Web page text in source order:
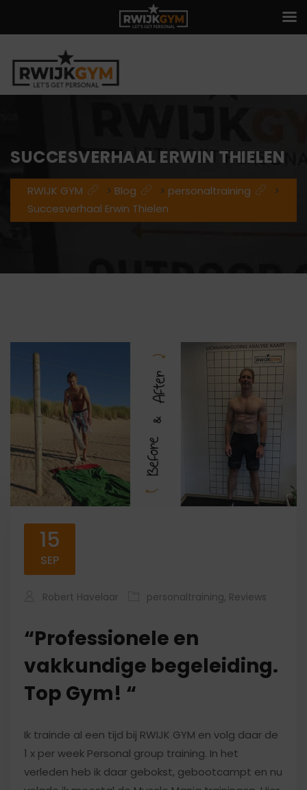
SUCCESVERHAAL ERWIN THIELEN
RWIJK GYM > Blog > personaltraining
>
Succesverhaal Erwin Thielen
15
SEP
Robert Havelaar personaltraining, Reviews
“Professionele en
vakkundige begeleiding.
Top Gym! “
Ik trainde al een tijd bij RWIJK GYM en volg daar de
1 x per week Personal group training. In het
verleden heb ik daar gebokst, gebootcampt en nu